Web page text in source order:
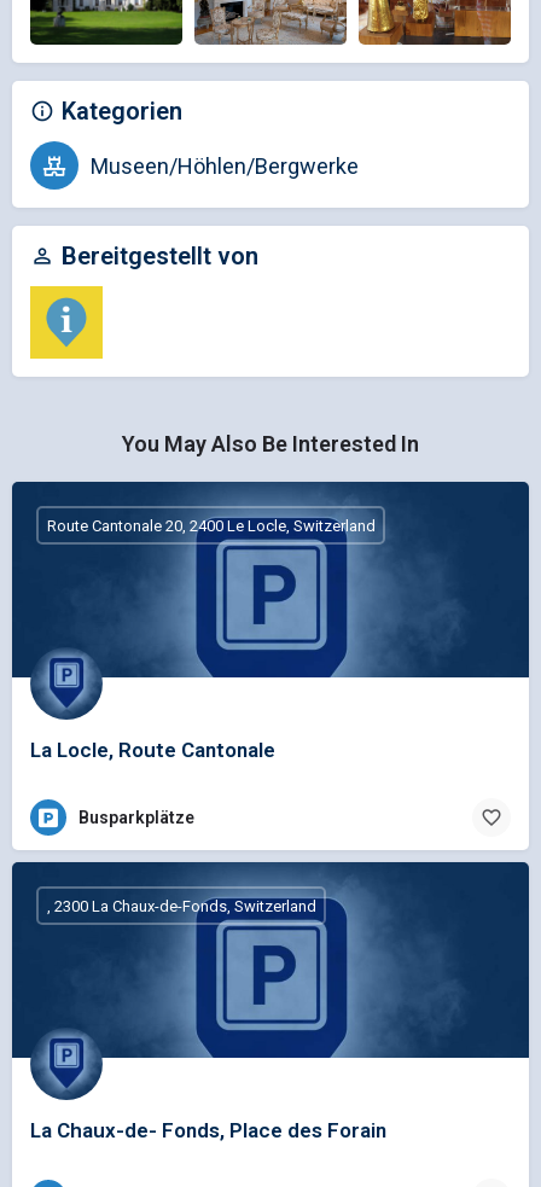
Kategorien
Museen/Höhlen/Bergwerke
Bereitgestellt von
You May Also Be Interested In
La Locle, Route Cantonale
Route Cantonale 20, 2400 Le Locle, Switzerland
Busparkplätze
La Chaux-de- Fonds, Place des Forain
, 2300 La Chaux-de-Fonds, Switzerland